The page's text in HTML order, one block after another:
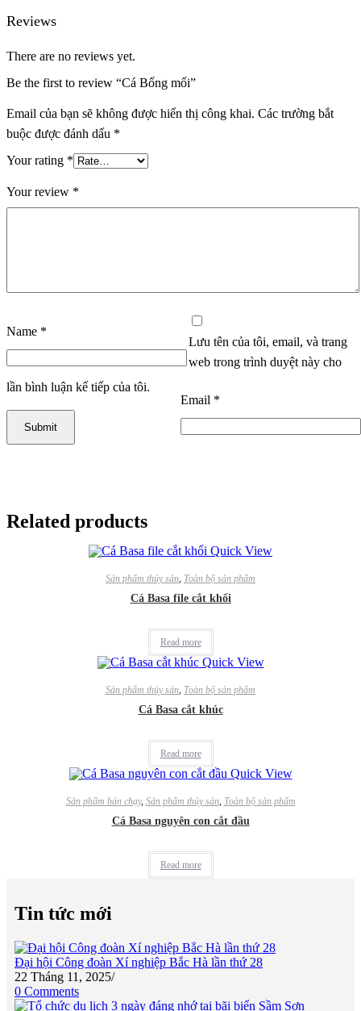
Reviews
There are no reviews yet.
Be the first to review “Cá Bống mối”
Email của bạn sẽ không được hiển thị công khai. Các trường bắt
buộc được đánh dấu *
Your rating *
Your review *
Name *
Email *
Lưu tên của tôi, email, và trang
web trong trình duyệt này cho
lần bình luận kế tiếp của tôi.
Related products
Quick View
Sản phẩm thủy sản Toàn bộ sản phẩm
Cá Basa file cắt khối
Read more
Quick View
Sản phẩm thủy sản Toàn bộ sản phẩm
Cá Basa cắt khúc
Read more
Quick View
Sản phẩm bán chạy, Sản phẩm thủy sản, Toàn bộ sản phẩm
Cá Basa nguyên con cắt đầu
Read more
Tin tức mới
Đại hội Công đoàn Xí nghiệp Bắc Hà lần thứ 28
22 Tháng 11, 2025/
0 Comments